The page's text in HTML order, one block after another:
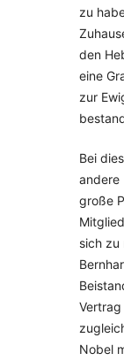
zu
den
eine
zur
Bei
andere
große
sich zu
Nobel